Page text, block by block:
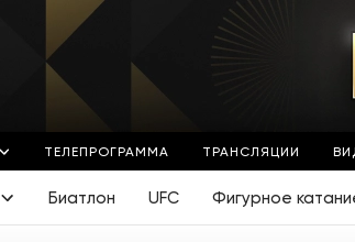
ТЕЛЕПРОГРАММА ТРАНСЛЯЦИИ
Биатлон UFC Фигурное